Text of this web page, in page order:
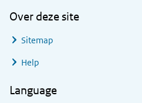
Over deze site
Sitemap
Help
Language